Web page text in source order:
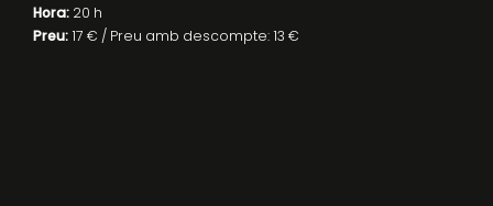
Hora: 20 h
Preu:17 € / Preu amb descompte: 13 €